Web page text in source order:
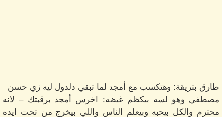
طارق بتريقة: وهتكسب مع أمجد لما تبقي دلدول ليه زي حسن
مصطفي وهو لسه بيكظم غيظه: اخرس أمجد برقبتك – لانه
محترم والكل بيحبه وبيعلم الناس واللي بيخرج من تحت ايده